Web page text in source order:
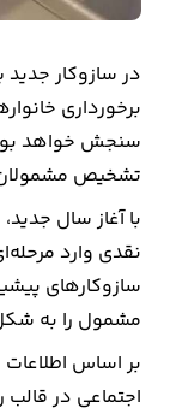
کشاورزی
راه
و
مسکن
اقتصاد
ایران
ارتباطات
خودرو
در سازوکار جدید
برخورداری
سنجش خواهد
تشخیص
با آغاز سال
نقدی وارد
سازوکارهای
مشمول را به
بر اساس اطلاعات
اجتماعی در